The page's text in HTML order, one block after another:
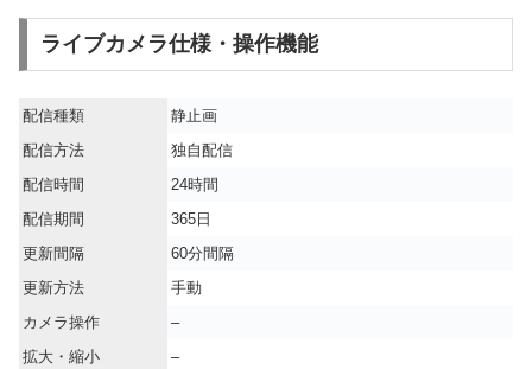
ライブカメラ仕様・操作機能
配信種類
静止画
配信方法
独自配信
配信時間
24時間
配信期間
365日
更新間隔
60分間隔
更新方法
手動
カメラ操作
–
拡大・縮小
–